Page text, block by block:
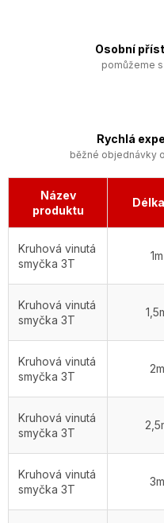
Osobní
pomůžeme
Rychlá
běžné objednávky
Název
produktu
Kruhová vinutá
smyčka 3T
1m
Kruhová vinutá
smyčka 3T
Kruhová vinutá
smyčka 3T
2m
Kruhová vinutá
smyčka 3T
Kruhová vinutá
smyčka 3T
3m